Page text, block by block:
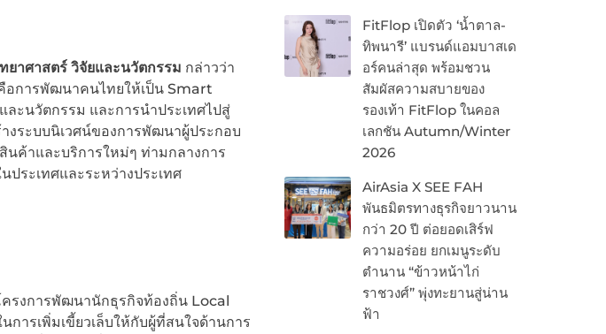
FitFlop เปิดตัว ‘น้ำตาล-
ทิพนารี’ แบรนด์แอมบาสเด
อร์คนล่าสุด พร้อมชวน
สัมผัสความสบายของ
รองเท้า FitFlop ในคอล
เลกชัน Autumn/Winter
2026
AirAsia X SEE FAH
พันธมิตรทางธุรกิจยาวนาน
กว่า 20 ปี ต่อยอดเสิร์ฟ
ความอร่อย ยกเมนูระดับ
ตำนาน “ข้าวหน้าไก่
ราชวงศ์” พุ่งทะยานสู่น่าน
ฟ้า
ยาศาสตร์ วิจัยและนวัตกรรม กล่าวว่า
อการพัฒนาคนไทยให้เป็น Smart
ะนวัตกรรม และการนำประเทศไปสู่
ระบบนิเวศน์ของการพัฒนาผู้ประกอบ
นค้าและบริการใหม่ๆ ท่ามกลางการ
ระเทศและระหว่างประเทศ
รงการพัฒนานักธุรกิจท้องถิ่น Local
ารเพิ่มเขี้ยวเล็บให้กับผู้ที่สนใจด้านการ